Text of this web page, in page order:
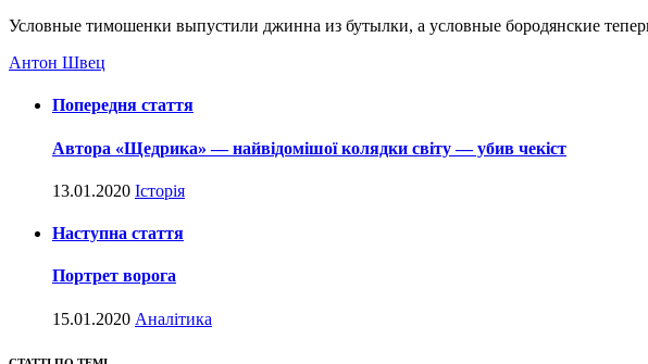
Условные тимошенки выпустили джинна из бутылки, а условные бородянские
Антон Швец
Попередня стаття
Автора «Щедрика» — ​найвідомішої колядки світу — ​убив чекіст
13.01.2020 Історія
Наступна стаття
Портрет ворога
15.01.2020 Аналітика